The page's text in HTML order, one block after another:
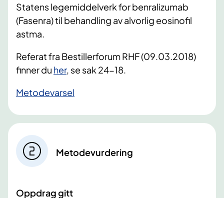
Statens legemiddelverk for benralizumab
(Fasenra) til behandling av alvorlig eosinofil
astma.
Referat fra Bestillerforum RHF (09.03.2018)
finner du her, se sak 24-18.
​Metodevarsel
Metodevurdering
Oppdrag gitt